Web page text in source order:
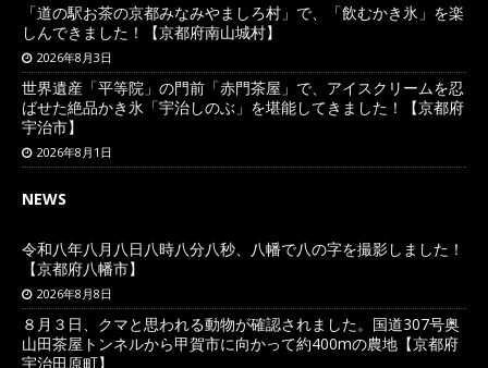
「道の駅お茶の京都みなみやましろ村」で、「飲むかき氷」を楽
しんできました！【京都府南山城村】
2026年8月3日
世界遺産「平等院」の門前「赤門茶屋」で、アイスクリームを忍
ばせた絶品かき氷「宇治しのぶ」を堪能してきました！【京都府
宇治市】
2026年8月1日
NEWS
令和八年八月八日八時八分八秒、八幡で八の字を撮影しました！
【京都府八幡市】
2026年8月8日
８月３日、クマと思われる動物が確認されました。国道307号奥
山田茶屋トンネルから甲賀市に向かって約400mの農地【京都府
宇治田原町】